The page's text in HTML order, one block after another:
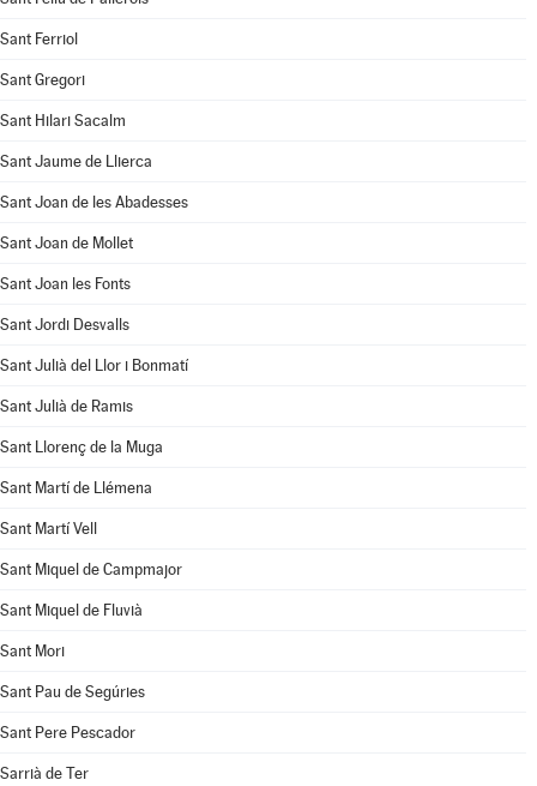
Sant Ferriol
Sant Gregori
Sant Hilari Sacalm
Sant Jaume de Llierca
Sant Joan de les Abadesses
Sant Joan de Mollet
Sant Joan les Fonts
Sant Jordi Desvalls
Sant Julià del Llor i Bonmatí
Sant Julià de Ramis
Sant Llorenç de la Muga
Sant Martí de Llémena
Sant Martí Vell
Sant Miquel de Campmajor
Sant Miquel de Fluvià
Sant Mori
Sant Pau de Segúries
Sant Pere Pescador
Sarrià de Ter